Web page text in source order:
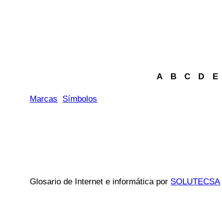
A B C D E
Marcas Símbolos
Glosario de Internet e informática por SOLUTECSA